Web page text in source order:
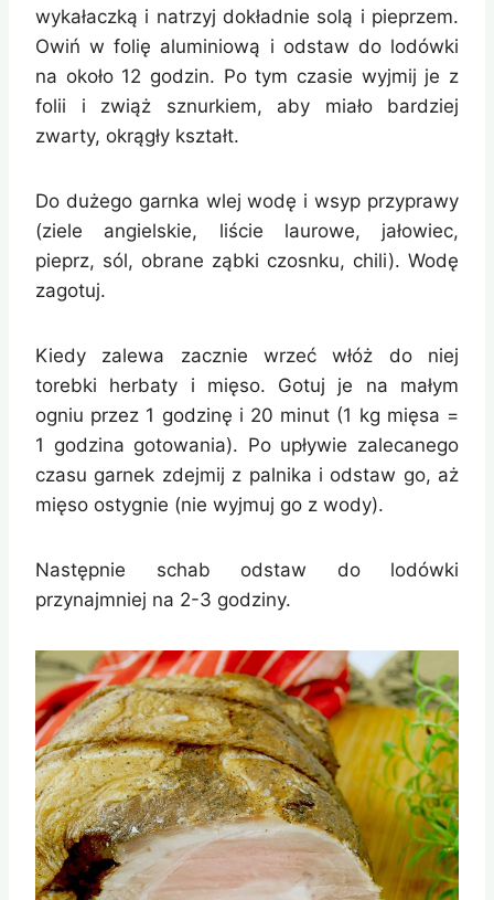
wykałaczką i natrzyj dokładnie solą i pieprzem.
Owiń w folię aluminiową i odstaw do lodówki
na około 12 godzin. Po tym czasie wyjmij je z
folii i zwiąż sznurkiem, aby miało bardziej
zwarty, okrągły kształt.
Do dużego garnka wlej wodę i wsyp przyprawy
(ziele angielskie, liście laurowe, jałowiec,
pieprz, sól, obrane ząbki czosnku, chili). Wodę
zagotuj.
Kiedy zalewa zacznie wrzeć włóż do niej
torebki herbaty i mięso. Gotuj je na małym
ogniu przez 1 godzinę i 20 minut (1 kg mięsa =
1 godzina gotowania). Po upływie zalecanego
czasu garnek zdejmij z palnika i odstaw go, aż
mięso ostygnie (nie wyjmuj go z wody).
Następnie schab odstaw do lodówki
przynajmniej na 2-3 godziny.